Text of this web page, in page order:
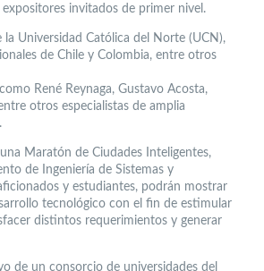
invitados de primer nivel.
Universidad Católica del Norte (UCN),
de Chile y Colombia, entre otros
René Reynaga, Gustavo Acosta,
otros especialistas de amplia
Maratón de Ciudades Inteligentes,
de Ingeniería de Sistemas y
y estudiantes, podrán mostrar
tecnológico con el fin de estimular
distintos requerimientos y generar
de un consorcio de universidades del